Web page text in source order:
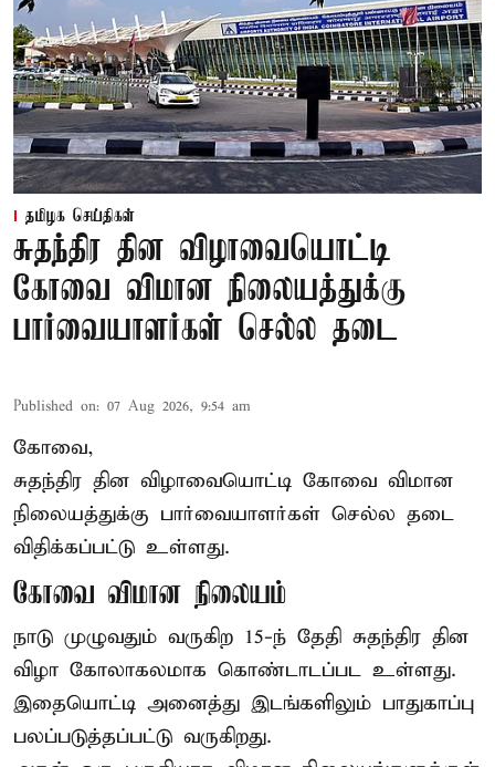
தமிழக செய்திகள்
சுதந்திர தின விழாவையொட்டி
கோவை விமான நிலையத்துக்கு
பார்வையாளர்கள் செல்ல தடை
Published on: 07 Aug 2026, 9:54 am
கோவை,
சுதந்திர தின விழாவையொட்டி கோவை விமான
நிலையத்துக்கு பார்வையாளர்கள் செல்ல தடை
விதிக்கப்பட்டு உள்ளது.
கோவை விமான நிலையம்
நாடு முழுவதும் வருகிற 15-ந் தேதி சுதந்திர தின
விழா கோலாகலமாக கொண்டாடப்பட உள்ளது.
இதையொட்டி அனைத்து இடங்களிலும் பாதுகாப்பு
பலப்படுத்தப்பட்டு வருகிறது.